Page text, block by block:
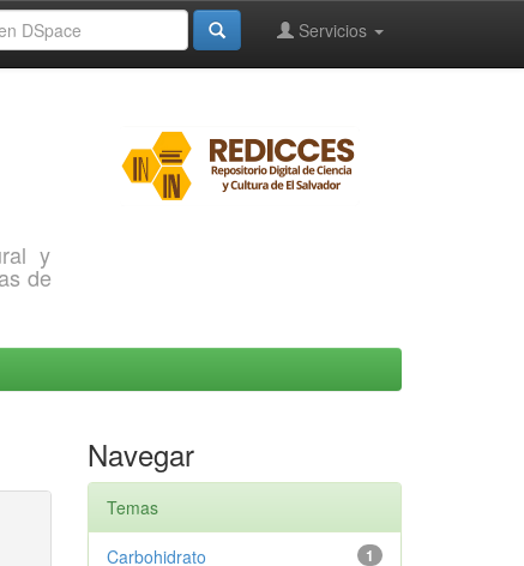
Servicios
y
de
Navegar
Temas
1
Carbohidrato